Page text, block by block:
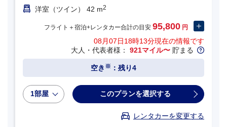
洋室（ツイン） 42 m2
フライト＋宿泊+レンタカー合計の目安 95,800 円
08月07日18時13分現在の情報です
大人・代表者様： 921マイル〜 貯まる
空き ※ ：残り4
1部屋 このプランを選択する
レンタカーを変更する